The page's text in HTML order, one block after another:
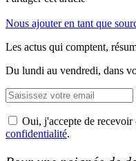
Nous ajouter en tant que
Les actus qui comptent,
Du lundi au vendredi, dans
Oui, j'accepte de recevoir
confidentialité.